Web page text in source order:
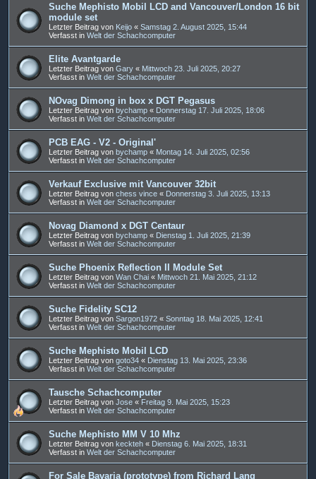
Suche Mephisto Mobil LCD and Vancouver/London 16 bit
module set
Letzter Beitrag von Keijo « Samstag 2. August 2025, 15:44
Verfasst in Welt der Schachcomputer
Elite Avantgarde
Letzter Beitrag von Gary « Mittwoch 23. Juli 2025, 20:27
Verfasst in Welt der Schachcomputer
NOvag Dimong in box x DGT Pegasus
Letzter Beitrag von bychamp « Donnerstag 17. Juli 2025, 18:06
Verfasst in Welt der Schachcomputer
PCB EAG - V2 - Original'
Letzter Beitrag von bychamp « Montag 14. Juli 2025, 02:56
Verfasst in Welt der Schachcomputer
Verkauf Exclusive mit Vancouver 32bit
Letzter Beitrag von chess vince « Donnerstag 3. Juli 2025, 13:13
Verfasst in Welt der Schachcomputer
Novag Diamond x DGT Centaur
Letzter Beitrag von bychamp « Dienstag 1. Juli 2025, 21:39
Verfasst in Welt der Schachcomputer
Suche Phoenix Reflection II Module Set
Letzter Beitrag von Wan Chai « Mittwoch 21. Mai 2025, 21:12
Verfasst in Welt der Schachcomputer
Suche Fidelity SC12
Letzter Beitrag von Sargon1972 « Sonntag 18. Mai 2025, 12:41
Verfasst in Welt der Schachcomputer
Suche Mephisto Mobil LCD
Letzter Beitrag von goto34 « Dienstag 13. Mai 2025, 23:36
Verfasst in Welt der Schachcomputer
Tausche Schachcomputer
Letzter Beitrag von Jose « Freitag 9. Mai 2025, 15:23
Verfasst in Welt der Schachcomputer
Suche Mephisto MM V 10 Mhz
Letzter Beitrag von keckteh « Dienstag 6. Mai 2025, 18:31
Verfasst in Welt der Schachcomputer
For Sale Bavaria (prototype) from Richard Lang